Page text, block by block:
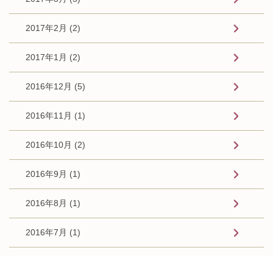
2017年2月 (2)
2017年1月 (2)
2016年12月 (5)
2016年11月 (1)
2016年10月 (2)
2016年9月 (1)
2016年8月 (1)
2016年7月 (1)